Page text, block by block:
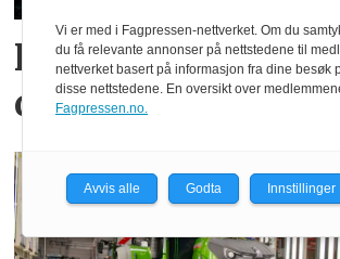
Hvilke merker er
ditt fylke?
Vi er med i Fagpressen-nettverket. Om du
du få relevante annonser på nettstedene til
nettverket basert på informasjon fra dine besøk
disse nettstedene. En oversikt over
Fagpressen.no.
Avvis alle Godta Innstillinger